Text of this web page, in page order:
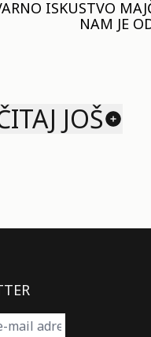
ISKUSTVO
NAM JE
JOŠ